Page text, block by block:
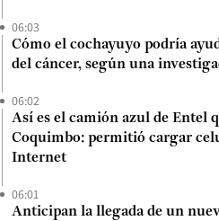
06:03
Cómo el cochayuyo podría
del cáncer, según una
06:02
Así es el camión azul de Entel
Coquimbo: permitió cargar
Internet
06:01
Anticipan la llegada de un